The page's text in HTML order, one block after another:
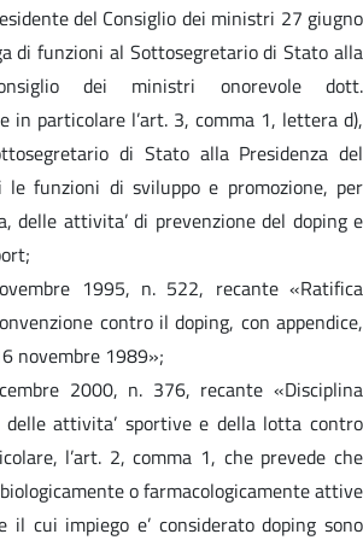
del Consiglio dei ministri 27 giugno
di funzioni al Sottosegretario di Stato alla
dei ministri onorevole dott.
in particolare l’art. 3, comma 1, lettera d),
di Stato alla Presidenza del
le funzioni di sviluppo e promozione, per
delle attivita’ di prevenzione del doping e
1995, n. 522, recante «Ratifica
contro il doping, con appendice,
novembre 1989»;
2000, n. 376, recante «Disciplina
attivita’ sportive e della lotta contro
l’art. 2, comma 1, che prevede che
o farmacologicamente attive
il cui impiego e’ considerato doping sono